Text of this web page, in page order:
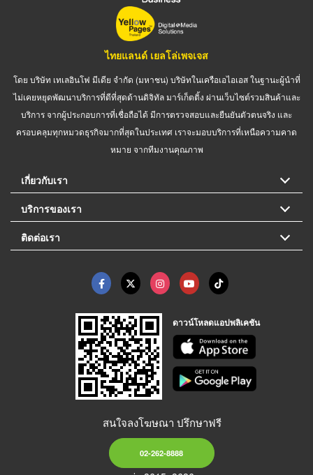
ไทยแลนด์ เยลโล่เพจเจส
โดย บริษัท เทเลอินโฟ มีเดีย จำกัด (มหาชน) บริษัทในเครือเอไอเอส ในฐานะผู้นำที่
ไม่เคยหยุดพัฒนาบริการที่ดีที่สุดด้านดิจิทัล มาร์เก็ตติ้ง ผ่านเว็บไซต์รวมสินค้าและ
บริการ จากผู้ประกอบการที่เชื่อถือได้ มีการตรวจสอบและยืนยันตัวตนจริง และ
ครอบคลุมทุกหมวดธุรกิจมากที่สุดในประเทศ เราจะมอบบริการที่เหนือความคาด
หมาย จากทีมงานคุณภาพ
เกี่ยวกับเรา
บริการของเรา
ติดต่อเรา
ดาวน์โหลดแอปพลิเคชัน
สนใจลงโฆษณา ปรึกษาฟรี
02-262-8888